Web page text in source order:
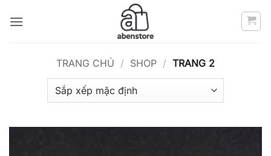
qua
TRANG CHỦ / SHOP / TRANG 2